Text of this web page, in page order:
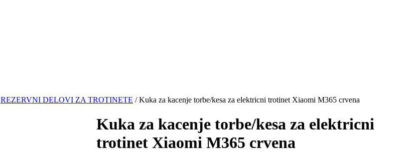
REZERVNI DELOVI ZA TROTINETE / Kuka za kacenje torbe/kesa za elektricni trotinet Xiaomi M365 crvena
Kuka za kacenje torbe/kesa za elektricni
trotinet Xiaomi M365 crvena